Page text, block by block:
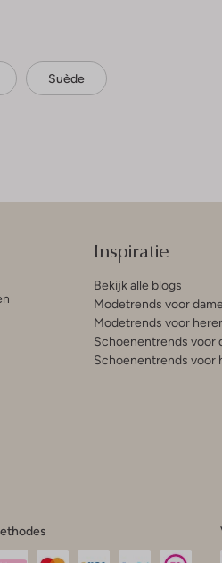
Suède
Inspiratie
Bekijk alle blogs
Modetrends voor
Modetrends voor
Schoenentrends voor
Schoenentrends voor